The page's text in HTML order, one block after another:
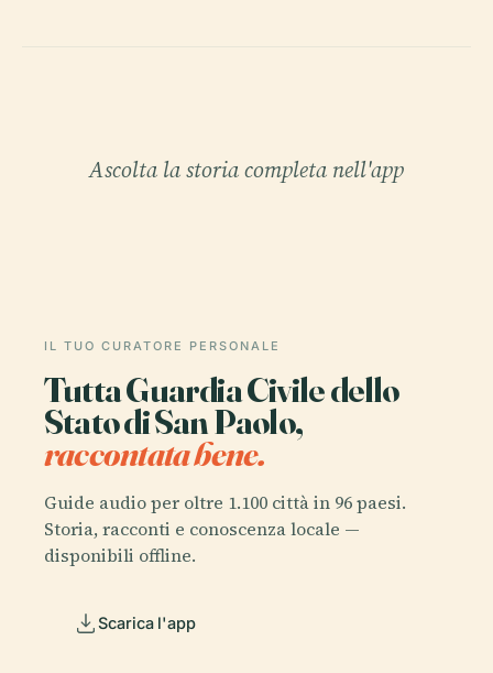
Ascolta la storia completa nell'app
IL TUO CURATORE PERSONALE
Tutta Guardia Civile dello
Stato di San Paolo,
raccontata bene.
Guide audio per oltre 1.100 città in 96 paesi.
Storia, racconti e conoscenza locale —
disponibili offline.
Scarica l'app